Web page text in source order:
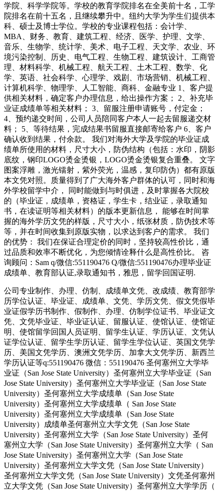
学院、科学学院等。学校的教育学院排名在全美前十名，工学
院排名在前十五名，且继续攀升中。纽约大学为学生们提供本
科、硕士及博士学位。学校的专业课程包括：会计学、
MBA、财务、教育、建筑工程、经济、医学、护理、文学、
音乐、生物学、统计学、美术、电子工程、天文学、农业、环
境污染控制、历史、电气工程、生物工程、建筑设计、工商管
理、材料科学、机械工程、航天工程、土木工程、数学、化
学、英语、社会科学、心理学、戏剧、市场营销、机械工程、
计算机科学、物理学、人工智能、商科、金融专业 1、客户提
供相关材料，确定客户办理信息，给出操作方案； 2、补充毕
业证成绩单等相关材料； 3、留服注册申请账号，付定金；
4、预约递交时间，公司人员陪同客户本人一起去留服递交材
料； 5、等待结果，完成结果书留服直接邮寄给客户 6、客户
确认收到结果，付余款。 我们对海外大学及学院的毕业证成
绩单所使用的材料，尺寸大小，防伪结构（包括：水印，阴影
底纹，钢印LOGO烫金烫银，LOGO烫金烫银复合重叠。 文字
图案浮雕，激光镭射，紫外荧光，温感，复印防伪）都有原版
本文凭对照。质量得到了广大海外客户群体的认可，同时和海
外学校留学中介， 同时能做到与时俱进，及时掌握各大院校
的（毕业证，成绩单，资格证，学生卡，结业证，录取通知
书，在读证明等相关材料）的版本更新信息， 能够在时间掌
握的海外学历文凭的样版，尺寸大小，纸张材质，防伪技术等
等，并在时间收集到原版实物，以求达到客户的需求。 我们
的优势： 我们在保证合理定价的同时，坚持较高性价比，通
过品质和效率不断优化，为您倾情诠释什么是高性价比。 咨
询顾问：Sam q/微信:551190476 Q/微信:551190476办理毕业证
成绩单、教育部认证,录取通知书，雅思，留学回国证明.
公司专业制作、办理、仿制、成绩单文凭、改成绩、教育部学
历学位认证、毕业证、成绩单、文凭、学历文凭、假文凭假毕
业证假学历书制作、假制作、办理、仿制学位证书、毕业证文
凭、文凭毕业证、毕业证认证、留服认证、使馆认证、使馆证
明、使馆留学回国人员证明、留学生认证、学历认证、文凭认
证学位认证、留学生学历认证、留学生学位认证、英国文凭学
历、美国文凭学历、澳洲文凭学历、加拿大文凭学历、新西兰
学历认证等q:551190476 微信：551190476 圣何塞州立大学毕
业证（San Jose State University）圣何塞州立大学毕业证（San
Jose State University）圣何塞州立大学毕业证（San Jose State
University）圣何塞州立大学成绩单（San Jose State
University）圣何塞州立大学成绩单（ San Jose State
University）圣何塞州立大学成绩单（San Jose State
University）成绩单圣何塞州立大学文凭（San Jose State
University）圣何塞州立大学（San Jose State University）圣何
塞州立大学（San Jose State University）圣何塞州立大学（ San
Jose State University）圣何塞州立大学（San Jose State
University）圣何塞州立大学文凭（San Jose State University）
圣何塞州立大学文凭（San Jose State University）文凭圣何塞州
立大学文凭（San Jose State University）圣何塞州立大学学历（